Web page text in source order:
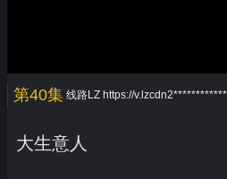
第40集 线路LZ https://
大生意人